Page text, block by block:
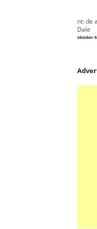
nt: de
Dale
oktober